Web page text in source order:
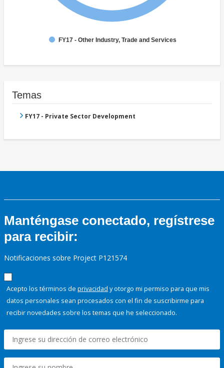
FY17 - Other Industry, Trade and Services
Temas
FY17 - Private Sector Development
Manténgase conectado, regístrese
para recibir:
Notificaciones sobre Project P121574
Acepto los términos de privacidad y otorgo mi permiso para que mis
datos personales sean procesados con el fin de suscribirme para
recibir novedades sobre los temas que he seleccionado.